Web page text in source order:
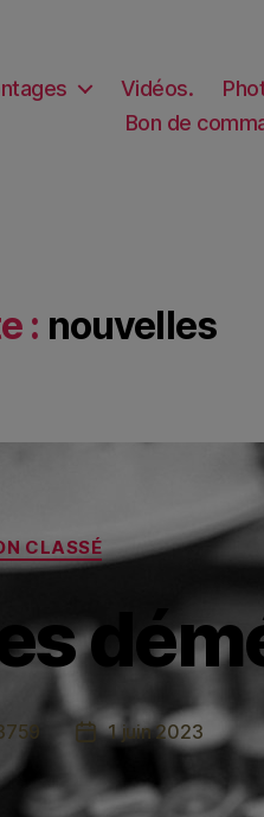
Vidéos.
Bon de
: nouvelles
Catégories
CLASSÉ
Date
l’article
1 juin 2023